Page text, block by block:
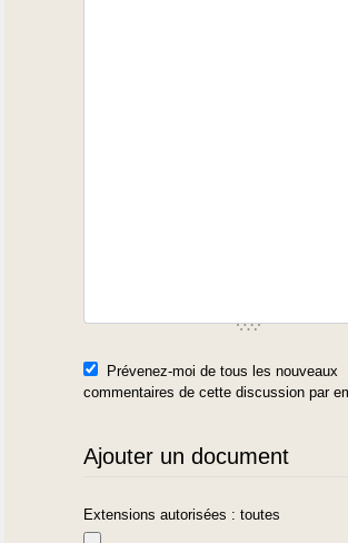
Prévenez-moi de tous les nouveaux
commentaires de cette discussion par
Ajouter un document
Extensions autorisées : toutes